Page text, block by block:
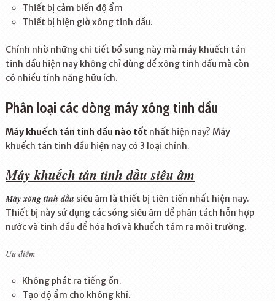
Thiết bị cảm biến độ ẩm
Thiết bị hiện giờ xông tinh dầu.
Chính nhờ những chi tiết bổ sung này mà máy khuếch tán
tinh dầu hiện nay không chỉ dùng để xông tinh dầu mà còn
có nhiều tính năng hữu ích.
Phân loại các dòng máy xông tinh dầu
Máy khuếch tán tinh dầu nào tốtnhất hiện nay? Máy
khuếch tán tinh dầu hiện nay có 3 loại chính.
Máy khuếch tán tinh dầu siêu âm
Máy xông tinh dầu siêu âm là thiết bị tiên tiến nhất hiện nay.
Thiết bị này sử dụng các sóng siêu âm để phân tách hỗn hợp
nước và tinh dầu để hóa hơi và khuếch tám ra môi trường.
Ưu điểm
Không phát ra tiếng ồn.
Tạo độ ẩm cho không khí.